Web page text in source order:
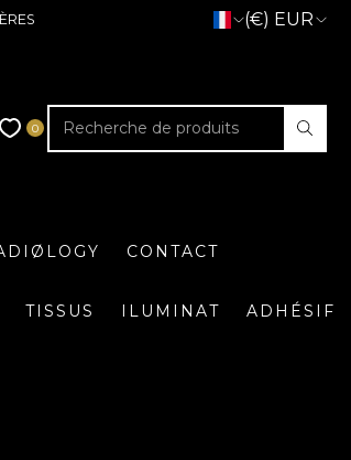
(€) EUR
CONTACT
TISSUS ILUMINAT ADHÉSIF